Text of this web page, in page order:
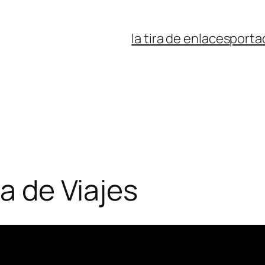
la tira de enlaces
de Viajes